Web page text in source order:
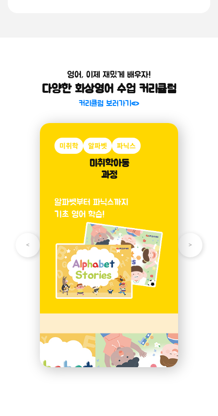
영어, 이제 재밌게 배우자!
다양한 화상영어 수업 커리큘럼
커리큘럼 보러가기
미취학 알파벳 파닉스
미취학아동
과정
알파벳부터 파닉스까지
기초 영어 학습!